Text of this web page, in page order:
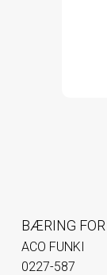
BÆRING FOR
ACO FUNKI
0227-587